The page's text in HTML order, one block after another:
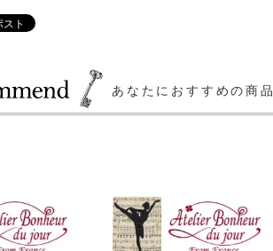
あなたにおすすめの商品